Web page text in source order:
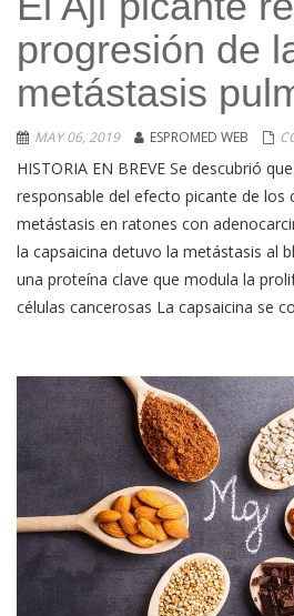
progresión de
metástasis
MAY 06, 2019 ESPROMED WEB
HISTORIA EN BREVE Se descubrió
responsable del efecto picante de los
metástasis en ratones con
la capsaicina detuvo la metástasis al
una proteína clave que modula la
células cancerosas La capsaicina se